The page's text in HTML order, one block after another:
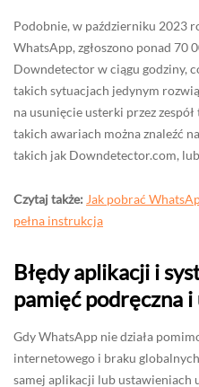
Podobnie, w październiku 2023
WhatsApp, zgłoszono ponad
Downdetector w ciągu godziny,
takich sytuacjach jedynym
na usunięcie usterki przez
takich awariach można znaleźć
takich jak Downdetector.com,
Czytaj także: Jak pobrać
pełna instrukcja
Błędy aplikacji i
pamięć podręczna
Gdy WhatsApp nie działa
internetowego i braku
samej aplikacji lub ustawieniach